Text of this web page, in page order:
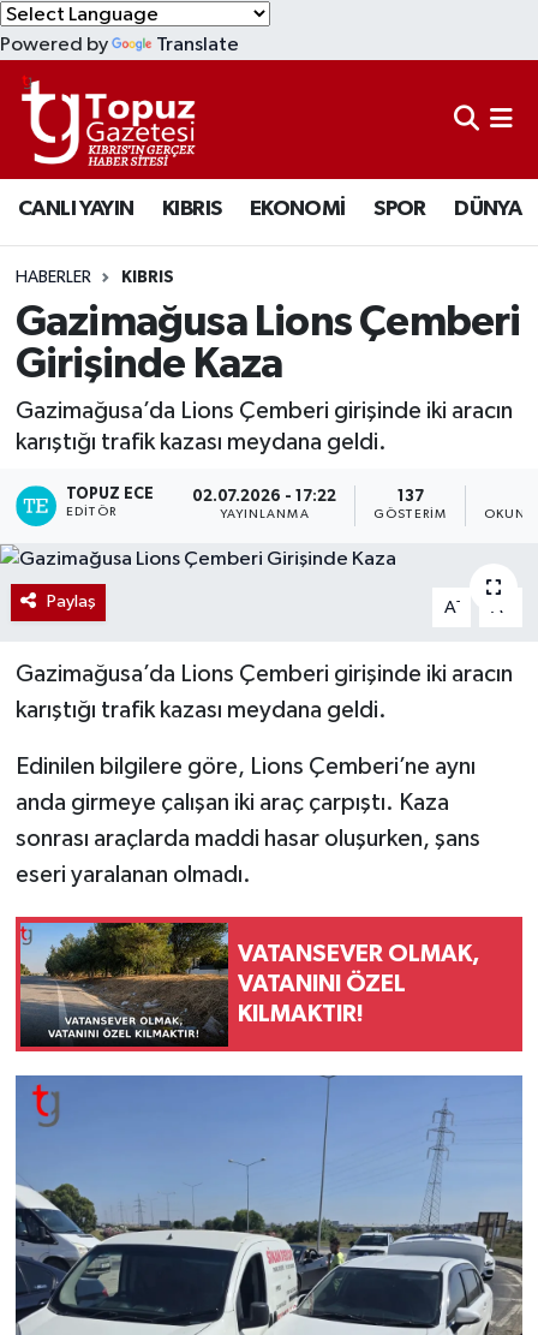
Powered by Translate
CANLI YAYIN KIBRIS EKONOMİ SPOR DÜNYA
HABERLER KIBRIS
Gazimağusa Lions Çemberi
Girişinde Kaza
Gazimağusa’da Lions Çemberi girişinde iki aracın
karıştığı trafik kazası meydana geldi.
TOPUZ ECE
EDITÖR
02.07.2026 - 17:22
YAYINLANMA
137
GÖSTERIM
Paylaş A- A
Gazimağusa’da Lions Çemberi girişinde iki aracın
karıştığı trafik kazası meydana geldi.
Edinilen bilgilere göre, Lions Çemberi’ne aynı
anda girmeye çalışan iki araç çarpıştı. Kaza
sonrası araçlarda maddi hasar oluşurken, şans
eseri yaralanan olmadı.
VATANSEVER OLMAK,
VATANINI ÖZEL
KILMAKTIR!
KIBRIS
DÜNYA
EKONOMİ
MAGAZİN
SAĞLIK
SPOR
TEKNOLOJİ
TÜRKİYE
Lefkoşa Nöbetçi Eczaneler
Lefkoşa Hava Durumu
Lefkoşa Trafik Yoğunluk Haritası
Süper Lig Puan Durumu ve Fikstür
Tüm Manşetler
Son Dakika Haberleri
Haber Arşivi